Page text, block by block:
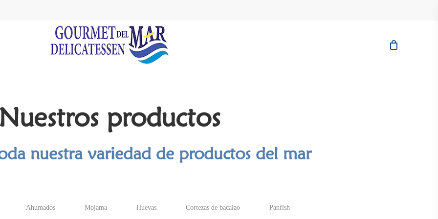
Nuestros productos
nuestra variedad de productos del mar
Ahumados Mojama Huevas Cortezas de bacalao Panfish